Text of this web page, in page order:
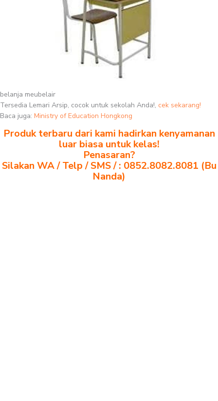
belanja meubelair
Tersedia Lemari Arsip, cocok untuk sekolah Anda!, cek sekarang!
Baca juga: Ministry of Education Hongkong
Produk terbaru dari kami hadirkan kenyamanan
luar biasa untuk kelas!
Penasaran?
Silakan WA / Telp / SMS / : 0852.8082.8081 (Bu
Nanda)